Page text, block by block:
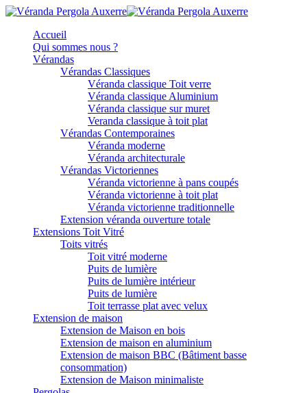
Accueil
Qui sommes nous ?
Vérandas
Vérandas Classiques
Véranda classique Toit verre
Véranda classique Aluminium
Véranda classique sur muret
Veranda classique à toit plat
Vérandas Contemporaines
Véranda moderne
Véranda architecturale
Vérandas Victoriennes
Véranda victorienne à pans coupés
Véranda victorienne à toit plat
Véranda victorienne traditionnelle
Extension véranda ouverture totale
Extensions Toit Vitré
Toits vitrés
Toit vitré moderne
Puits de lumière
Puits de lumière intérieur
Puits de lumière
Toit terrasse plat avec velux
Extension de maison
Extension de Maison en bois
Extension de maison en aluminium
Extension de maison BBC (Bâtiment basse
consommation)
Extension de Maison minimaliste